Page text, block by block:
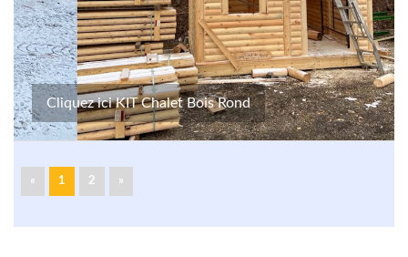
Cliquez ici KIT Chalet Bois Rond
« 1 2 »